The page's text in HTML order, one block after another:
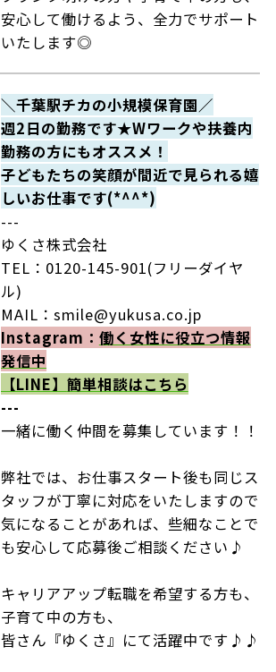
安心して働けるよう、全力でサポート
いたします◎
＼千葉駅チカの小規模保育園／
週2日の勤務です★Wワークや扶養内
勤務の方にもオススメ！
子どもたちの笑顔が間近で見られる嬉
しいお仕事です(*^^*)
---
ゆくさ株式会社
TEL：0120-145-901(フリーダイヤ
ル)
MAIL：smile@yukusa.co.jp
Instagram： 働く女性に役立つ情報
発信中
【LINE】 簡単相談はこちら
---
一緒に働く仲間を募集しています！！
弊社では、お仕事スタート後も同じス
タッフが丁寧に対応をいたしますので
気になることがあれば、些細なことで
も安心して応募後ご相談ください♪
キャリアアップ転職を希望する方も、
子育て中の方も、
皆さん『ゆくさ』にて活躍中です♪♪